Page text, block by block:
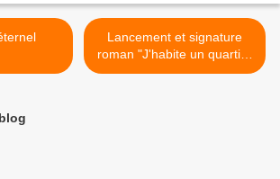
Lancement et signature
roman "J'habite un quartier
gay de Los Angeles >